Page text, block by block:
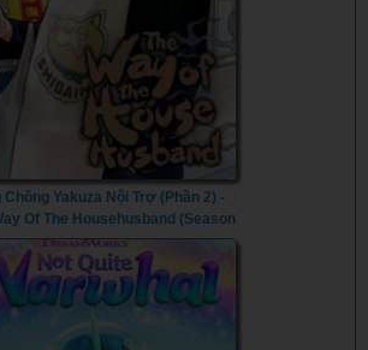
Chồng Yakuza Nội Trợ (Phần 2) -
Of The Househusband (Season
2) (2023) - Vietsub